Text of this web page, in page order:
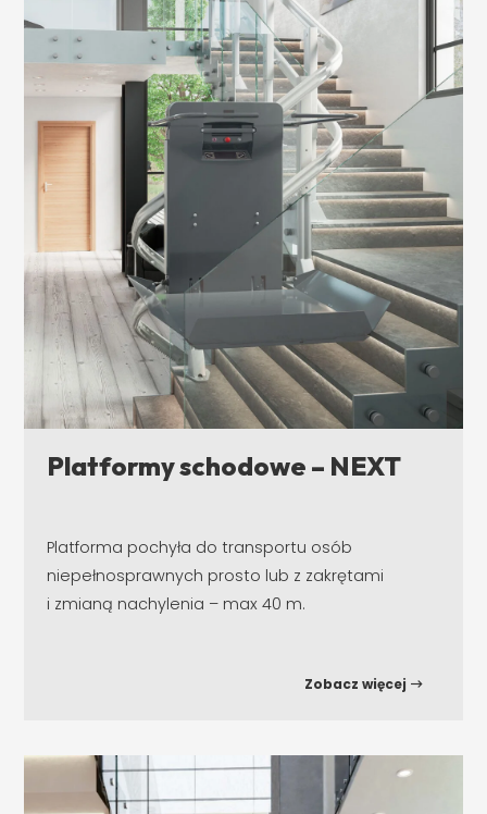
Platformy schodowe – NEXT
Platforma pochyła do transportu osób
niepełnosprawnych prosto lub z zakrętami
i zmianą nachylenia – max 40 m.
Zobacz więcej